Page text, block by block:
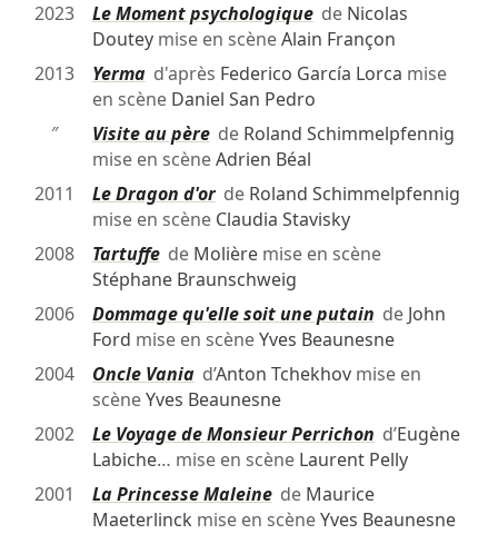
2023
Le Moment psychologiquede Nicolas
Douteymise en scèneAlain Françon
2013
Yermad'après Federico García Lorca mise
en scène Daniel San Pedro
″
Visite au pèrede Roland Schimmelpfennig
mise en scèneAdrien Béal
2011
Le Dragon d'orde Roland Schimmelpfennig
mise en scène Claudia Stavisky
2008
Tartuffede Molièremise en scène
Stéphane Braunschweig
2006
Dommage qu'elle soit une putain de John
Ford mise en scèneYves Beaunesne
2004
Oncle Vaniad’Anton Tchekhovmise en
scèneYves Beaunesne
2002
Le Voyage de Monsieur Perrichon d’Eugène
Labiche… mise en scène Laurent Pelly
2001
La Princesse Maleinede Maurice
Maeterlinck mise en scèneYves Beaunesne